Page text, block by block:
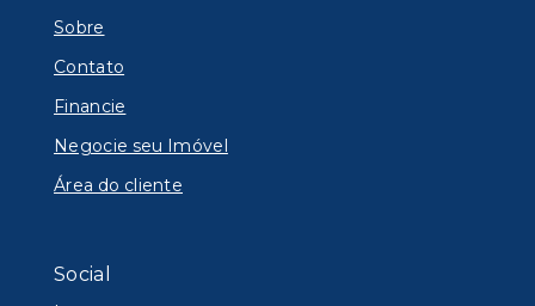
Sobre
Contato
Financie
Negocie seu Imóvel
Área do cliente
Social